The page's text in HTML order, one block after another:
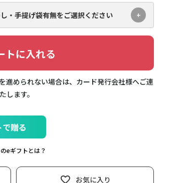
・手提げ袋有無をご選択ください
トに入れる
進められない場合は、カード発行会社様へご連
します。
贈る
のeギフトとは？
お気に入り